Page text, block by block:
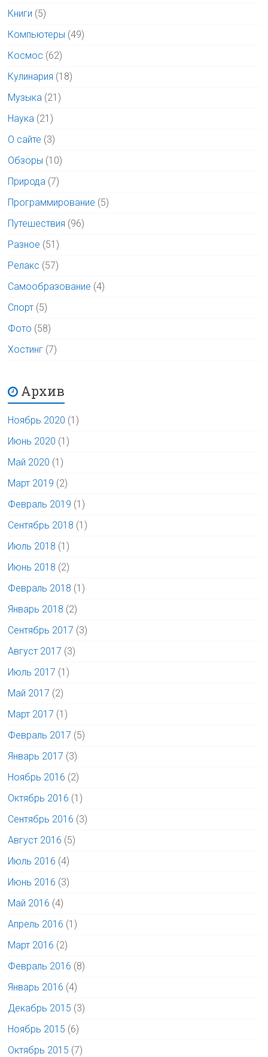
Книги (5)
Компьютеры (49)
Космос (62)
Кулинария (18)
Музыка (21)
Наука (21)
О сайте (3)
Обзоры (10)
Природа (7)
Программирование (5)
Путешествия (96)
Разное (51)
Релакс (57)
Самообразование (4)
Спорт (5)
Фото (58)
Хостинг (7)
Архив
Ноябрь 2020 (1)
Июнь 2020 (1)
Май 2020 (1)
Март 2019 (2)
Февраль 2019 (1)
Сентябрь 2018 (1)
Июль 2018 (1)
Июнь 2018 (2)
Февраль 2018 (1)
Январь 2018 (2)
Сентябрь 2017 (3)
Август 2017 (3)
Июль 2017 (1)
Май 2017 (2)
Март 2017 (1)
Февраль 2017 (5)
Январь 2017 (3)
Ноябрь 2016 (2)
Октябрь 2016 (1)
Сентябрь 2016 (3)
Август 2016 (5)
Июль 2016 (4)
Июнь 2016 (3)
Май 2016 (4)
Апрель 2016 (1)
Март 2016 (2)
Февраль 2016 (8)
Январь 2016 (4)
Декабрь 2015 (3)
Ноябрь 2015 (6)
Октябрь 2015 (7)